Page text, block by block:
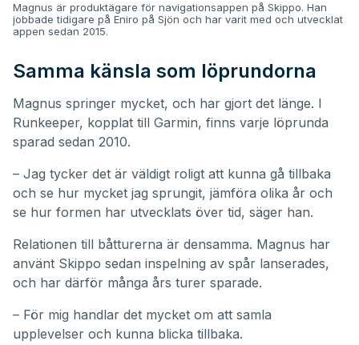
Magnus är produktägare för navigationsappen på Skippo. Han
jobbade tidigare på Eniro på Sjön och har varit med och utvecklat
appen sedan 2015.
Samma känsla som löprundorna
Magnus springer mycket, och har gjort det länge. I
Runkeeper, kopplat till Garmin, finns varje löprunda
sparad sedan 2010.
– Jag tycker det är väldigt roligt att kunna gå tillbaka
och se hur mycket jag sprungit, jämföra olika år och
se hur formen har utvecklats över tid, säger han.
Relationen till båtturerna är densamma. Magnus har
använt Skippo sedan inspelning av spår lanserades,
och har därför många års turer sparade.
– För mig handlar det mycket om att samla
upplevelser och kunna blicka tillbaka.